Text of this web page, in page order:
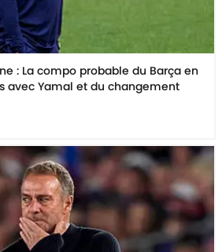
: La compo probable du Barça en
avec Yamal et du changement